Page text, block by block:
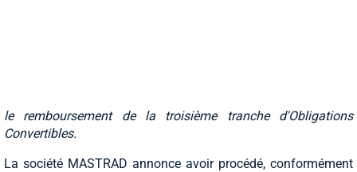
le remboursement de la troisième tranche d'Obligations
Convertibles.
La société MASTRAD annonce avoir procédé, conformément